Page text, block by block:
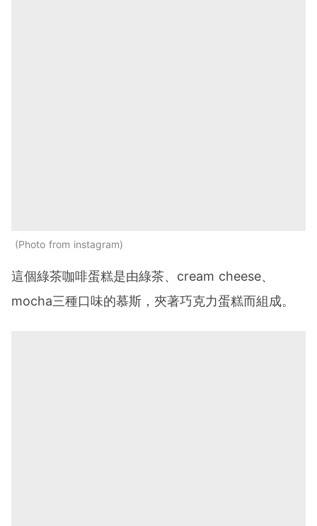
Photo from instagram
這個綠茶咖啡蛋糕是由綠茶、cream cheese、
mocha三種口味的慕斯，夾著巧克力蛋糕而組成。